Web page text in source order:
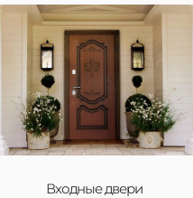
Входные двери